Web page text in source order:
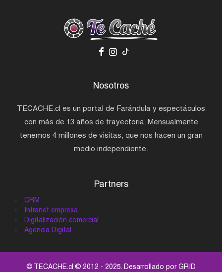
Nosotros
TECACHE.cl es un portal de Farándula y espectáculos
con más de 13 años de trayectoria. Mensualmente
tenemos 4 millones de visitas, que nos hacen un gran
medio independiente.
Partners
CRM
Intranet empresa
Digitalización comercial
Agencia Digital
© TECACHE.cl © 2012 - 2025. Desarrollado porGRID